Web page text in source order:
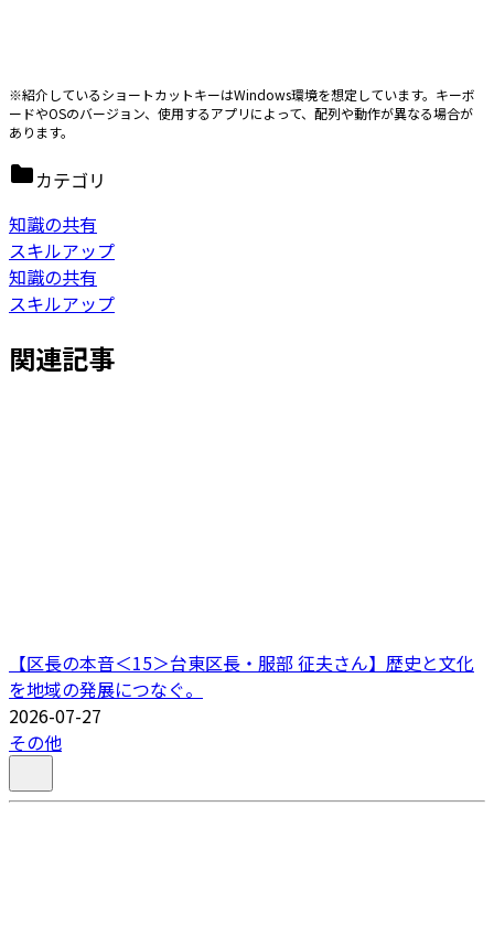
※紹介しているショートカットキーはWindows環境を想定しています。キーボ
ードやOSのバージョン、使用するアプリによって、配列や動作が異なる場合が
あります。
カテゴリ
知識の共有
スキルアップ
知識の共有
スキルアップ
関連記事
【区長の本音＜15＞台東区長・服部 征夫さん】歴史と文化
を地域の発展につなぐ。
2026-07-27
その他